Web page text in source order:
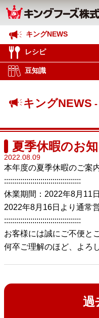
キングNEWS
レシピ
豆知識
キングNEWS -
2022.08.09
夏季休暇のお
本年度の夏季休暇のご案
::::::::::::::::::::::::::::::::::::::
休業期間：2022年8月11
2022年8月16日より通常
::::::::::::::::::::::::::::::::::::::
お客様には誠にご不便と
何卒ご理解のほど、よろ
過